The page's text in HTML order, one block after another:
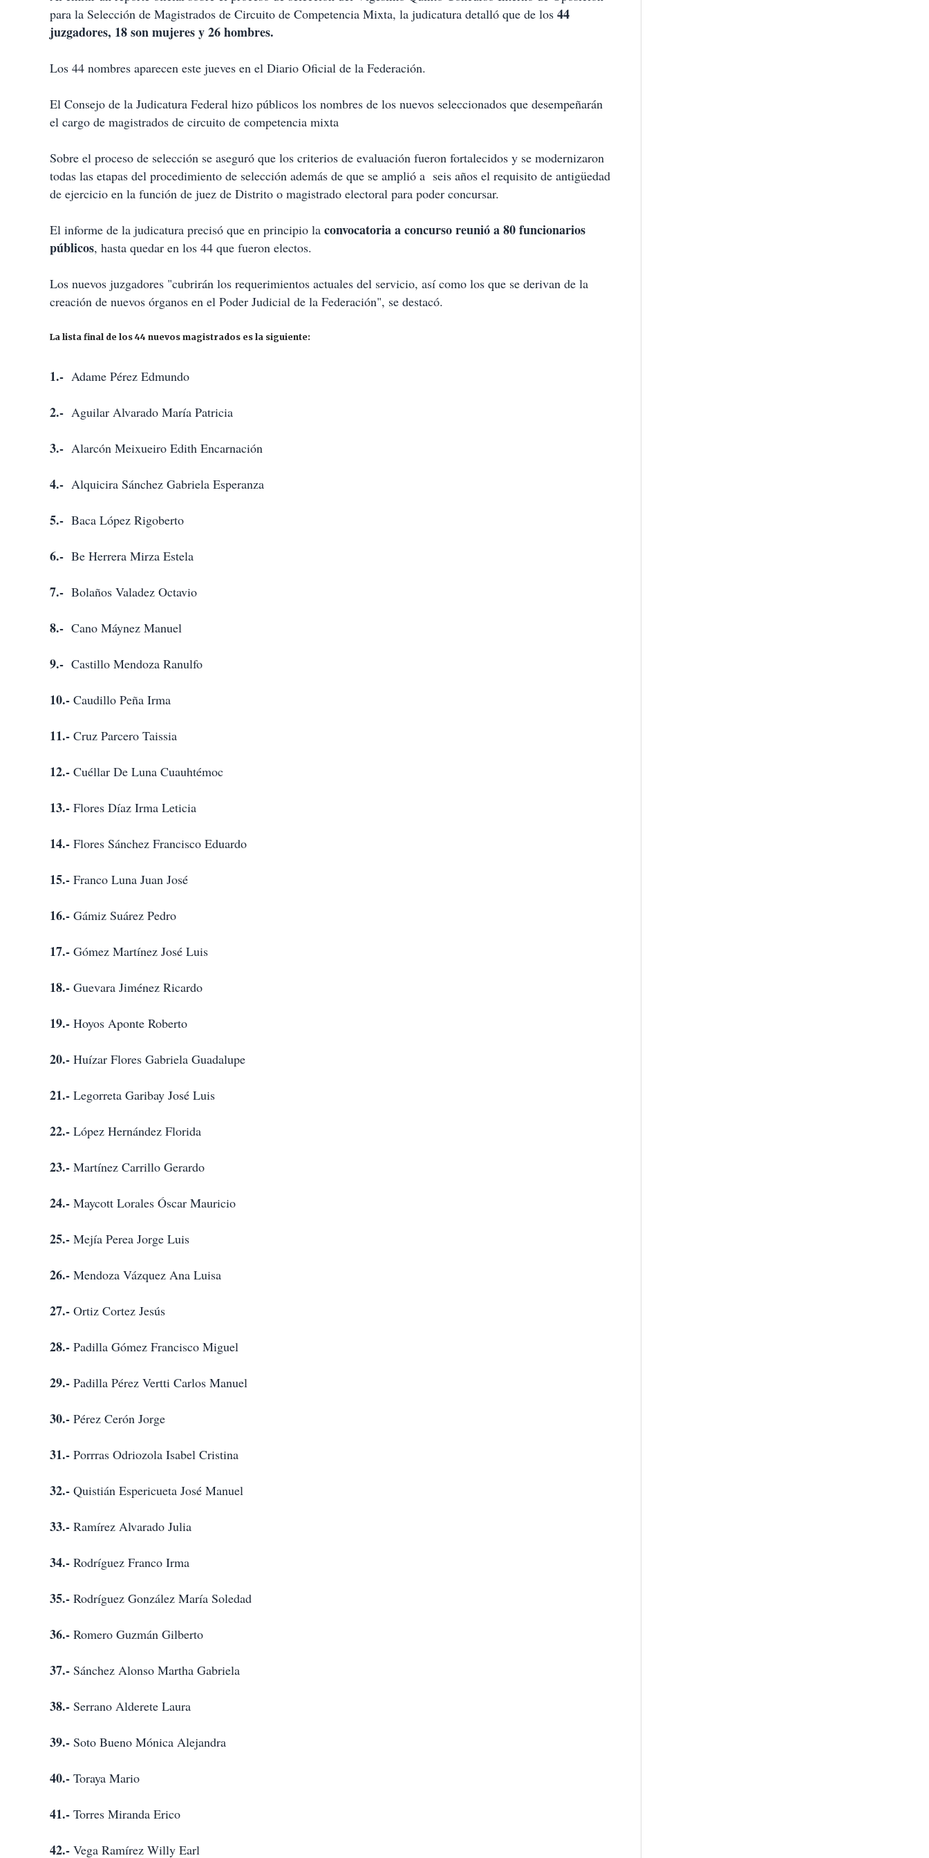
t
r
para la Selección de Magistrados de Circuito de Competencia Mixta, la judicatura detalló que de los 44
juzgadores, 18 son mujeres y 26 hombres.
Los 44 nombres aparecen este jueves en el Diario Oficial de la Federación.
El Consejo de la Judicatura Federal hizo públicos los nombres de los nuevos seleccionados que desempeñarán
el cargo de magistrados de circuito de competencia mixta
Sobre el proceso de selección se aseguró que los criterios de evaluación fueron fortalecidos y se modernizaron
todas las etapas del procedimiento de selección además de que se amplió a seis años el requisito de antigüedad
de ejercicio en la función de juez de Distrito o magistrado electoral para poder concursar.
El informe de la judicatura precisó que en principio la convocatoria a concurso reunió a 80 funcionarios
públicos, hasta quedar en los 44 que fueron electos.
Los nuevos juzgadores "cubrirán los requerimientos actuales del servicio, así como los que se derivan de la
creación de nuevos órganos en el Poder Judicial de la Federación", se destacó.
La lista final de los 44 nuevos magistrados es la siguiente:
1.- Adame Pérez Edmundo
2.- Aguilar Alvarado María Patricia
3.- Alarcón Meixueiro Edith Encarnación
4.- Alquicira Sánchez Gabriela Esperanza
5.- Baca López Rigoberto
6.- Be Herrera Mirza Estela
7.- Bolaños Valadez Octavio
8.- Cano Máynez Manuel
9.- Castillo Mendoza Ranulfo
10.- Caudillo Peña Irma
11.- Cruz Parcero Taissia
12.- Cuéllar De Luna Cuauhtémoc
13.- Flores Díaz Irma Leticia
14.- Flores Sánchez Francisco Eduardo
15.- Franco Luna Juan José
16.- Gámiz Suárez Pedro
17.- Gómez Martínez José Luis
18.- Guevara Jiménez Ricardo
19.- Hoyos Aponte Roberto
20.- Huízar Flores Gabriela Guadalupe
21.- Legorreta Garibay José Luis
22.- López Hernández Florida
23.- Martínez Carrillo Gerardo
24.- Maycott Lorales Óscar Mauricio
25.- Mejía Perea Jorge Luis
26.- Mendoza Vázquez Ana Luisa
27.- Ortiz Cortez Jesús
28.- Padilla Gómez Francisco Miguel
29.- Padilla Pérez Vertti Carlos Manuel
30.- Pérez Cerón Jorge
31.- Porrras Odriozola Isabel Cristina
32.- Quistián Espericueta José Manuel
33.- Ramírez Alvarado Julia
34.- Rodríguez Franco Irma
35.- Rodríguez González María Soledad
36.- Romero Guzmán Gilberto
37.- Sánchez Alonso Martha Gabriela
38.- Serrano Alderete Laura
39.- Soto Bueno Mónica Alejandra
40.- Toraya Mario
41.- Torres Miranda Erico
42.- Vega Ramírez Willy Earl